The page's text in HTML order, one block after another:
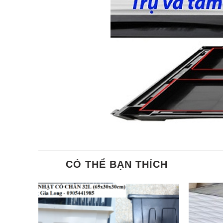
CÓ THỂ BẠN THÍCH